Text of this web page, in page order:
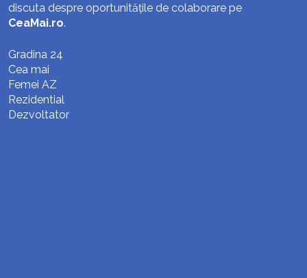
discuta despre oportunitățile de colaborare pe
CeaMai.ro.
Gradina 24
Cea mai
Femei AZ
Rezidential
Dezvoltator